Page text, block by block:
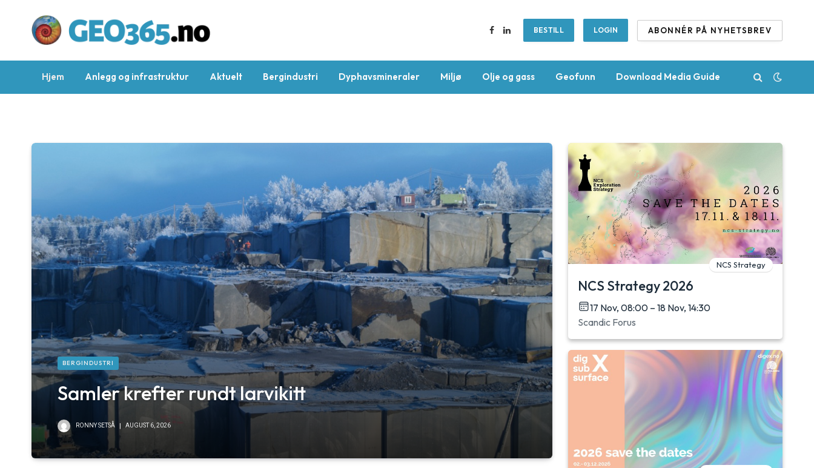
Facebook
LinkedInBESTILL LOGIN ABONNÉR PÅ NYHETSBREV
Hjem Anlegg og infrastruktur Aktuelt Bergindustri Dyphavsmineraler Miljø Olje og gass Geofunn Download Media Guide
BERGINDUSTRI
Samler krefter rundt larvikitt
RONNY SETSÅ AUGUST 6, 2026
NCS Strategy
NCS Strategy 2026
17 Nov, 08:00 – 18 Nov, 14:30
Scandic Forus